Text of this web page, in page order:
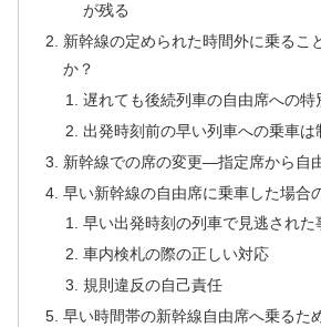
が残る
新幹線の定められた時間外に乗るこ
か？
遅れても後続列車の自由席への特
出発時刻前の早い列車への乗車は
新幹線での席の変更―指定席から自
早い新幹線の自由席に乗車した場合
早い出発時刻の列車で見逃された
車内検札の際の正しい対応
規則違反の自己責任
早い時間帯の新幹線自由席へ乗るた